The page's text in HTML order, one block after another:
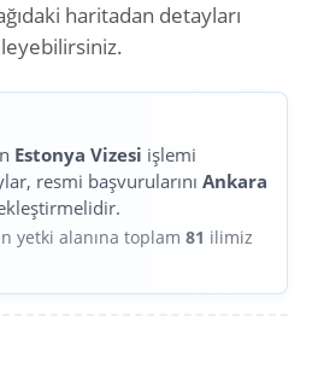
haritadan detayları
Estonya Vizesi işlemi
resmi başvurularını Ankara
yetki alanına toplam 81 ilimiz